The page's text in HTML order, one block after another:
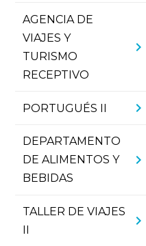
AGENCIA DE
VIAJES Y
TURISMO
RECEPTIVO
chevron_right
PORTUGUÉS II chevron_right
DEPARTAMENTO
DE ALIMENTOS Y
BEBIDAS
chevron_right
TALLER DE VIAJES
chevron_right